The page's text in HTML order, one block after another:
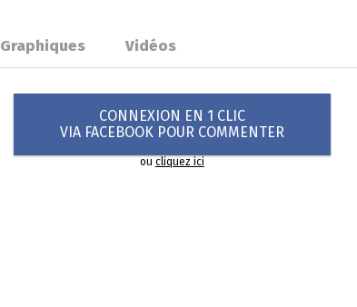
Graphiques Vidéos
CONNEXION EN 1 CLIC
VIA FACEBOOK POUR COMMENTER
oucliquez ici